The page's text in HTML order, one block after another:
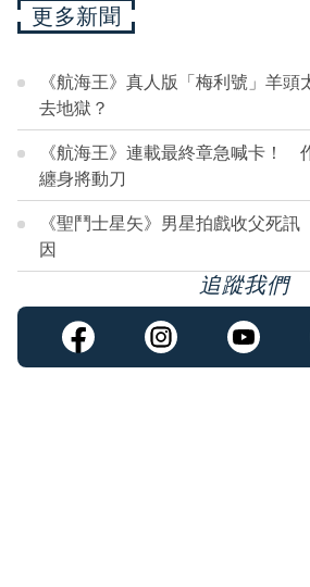
更多新聞
《航海王》真人版「梅利號」羊
去地獄？
《航海王》連載最終章急喊卡！
纏身將動刀
《聖鬥士星矢》男星拍戲收父死
因
追蹤我們